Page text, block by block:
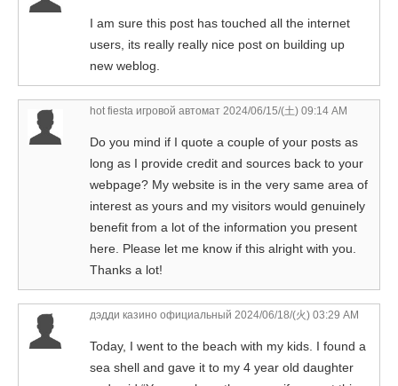
I am sure this post has touched all the internet
users, its really really nice post on building up
new weblog.
hot fiesta игровой автомат 2024/06/15/(土) 09:14 AM
Do you mind if I quote a couple of your posts as
long as I provide credit and sources back to your
webpage? My website is in the very same area of
interest as yours and my visitors would genuinely
benefit from a lot of the information you present
here. Please let me know if this alright with you.
Thanks a lot!
дэдди казино официальный 2024/06/18/(火) 03:29 AM
Today, I went to the beach with my kids. I found a
sea shell and gave it to my 4 year old daughter